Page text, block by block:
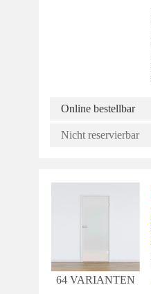
Online bestellbar
Nicht reservierbar
64 VARIANTEN